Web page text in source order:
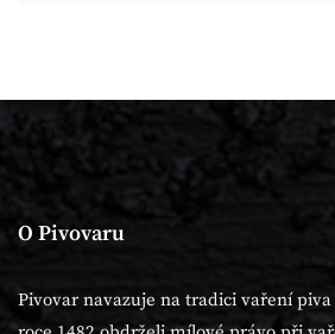
O Pivovaru
Pivovar navazuje na tradici vaření